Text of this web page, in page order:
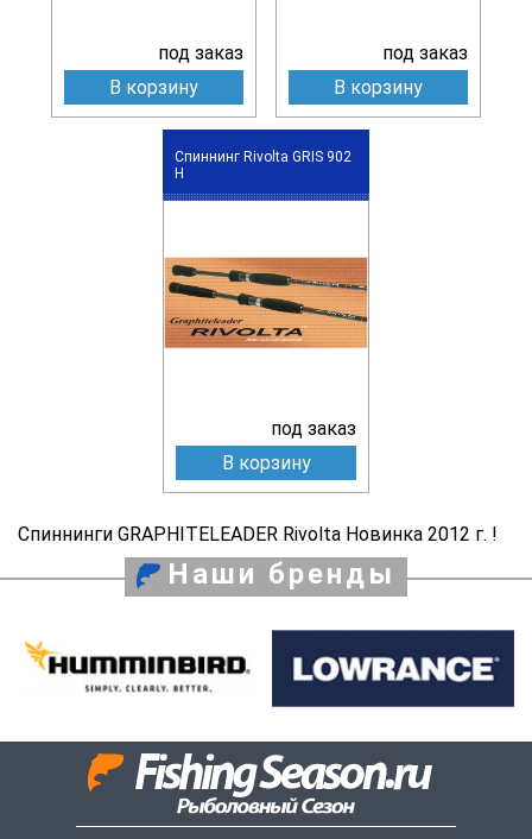
под заказ
В корзину
под заказ
В корзину
Спиннинг Rivolta GRIS 902
H
под заказ
В корзину
Спиннинги GRAPHITELEADER Rivolta Новинка 2012 г. !
Наши бренды